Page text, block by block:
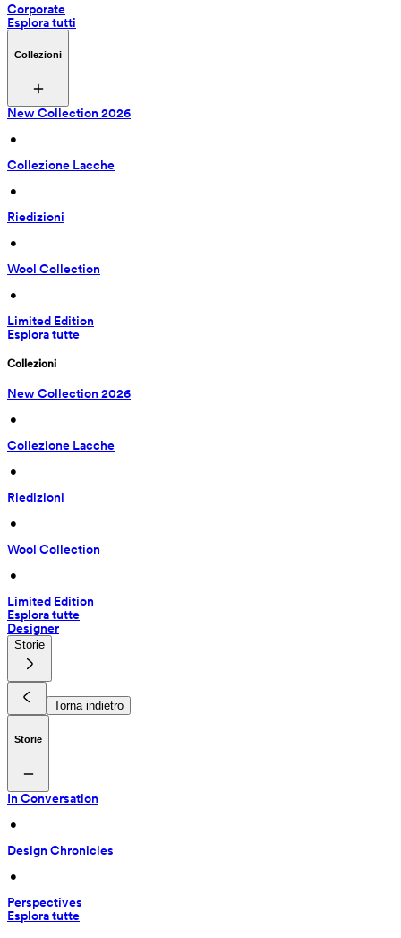
Corporate
Esplora tutti
Collezioni
New Collection 2026
•
Collezione Lacche
•
Riedizioni
•
Wool Collection
•
Limited Edition
Esplora tutte
Collezioni
New Collection 2026
•
Collezione Lacche
•
Riedizioni
•
Wool Collection
•
Limited Edition
Esplora tutte
Designer
Storie
Torna indietro
Storie
In Conversation
•
Design Chronicles
•
Perspectives
Esplora tutte